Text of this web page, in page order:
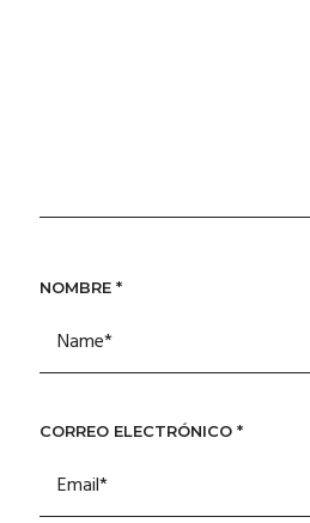
NOMBRE *
CORREO ELECTRÓNICO *